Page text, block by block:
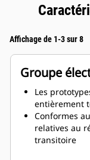
Affichage de 1-3 sur 8
Groupe
Les
entièrement
Conformes
relatives au
transitoire